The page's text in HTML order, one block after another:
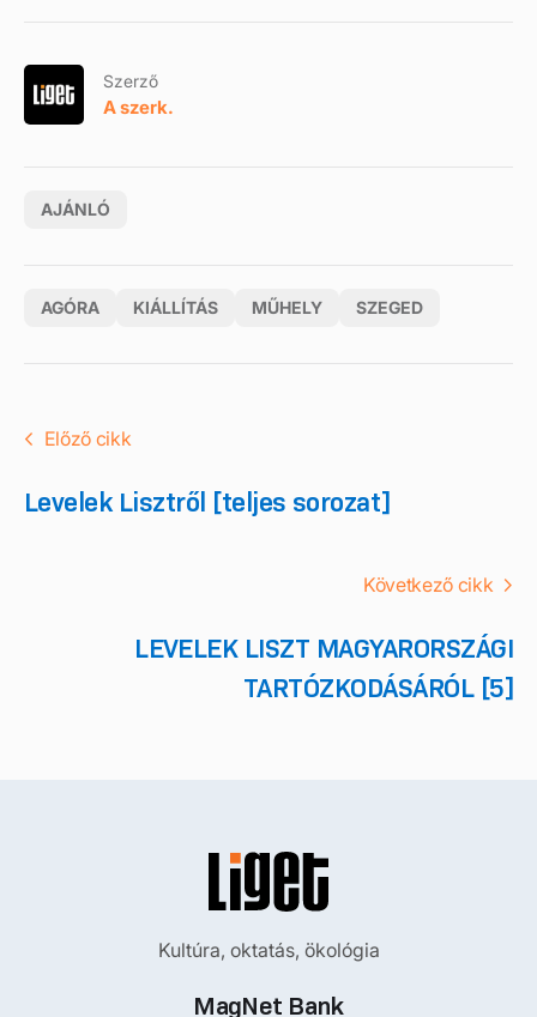
Szerző
A szerk.
AJÁNLÓ
AGÓRA KIÁLLÍTÁS MŰHELY SZEGED
Előző cikk
Levelek Lisztről [teljes sorozat]
Következő cikk
LEVELEK LISZT MAGYARORSZÁGI
TARTÓZKODÁSÁRÓL [5]
Kultúra, oktatás, ökológia
MagNet Bank